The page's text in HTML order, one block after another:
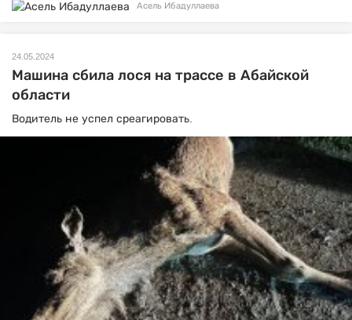
Асель Ибадуллаева
24.05.2024
Машина сбила лося на трассе в Абайской
области
Водитель не успел среагировать.